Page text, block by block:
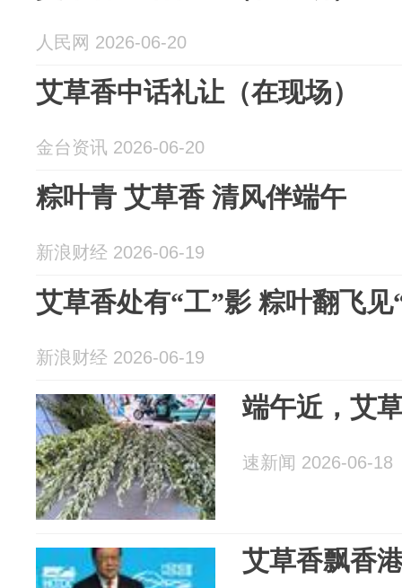
人民网 2026-06-20
艾草香中话礼让（在现场）
金台资讯 2026-06-20
粽叶青 艾草香 清风伴端午
新浪财经 2026-06-19
艾草香处有“工”影 粽叶翻飞见
新浪财经 2026-06-19
端午近，艾
速新闻 2026-06-18
艾草香飘香